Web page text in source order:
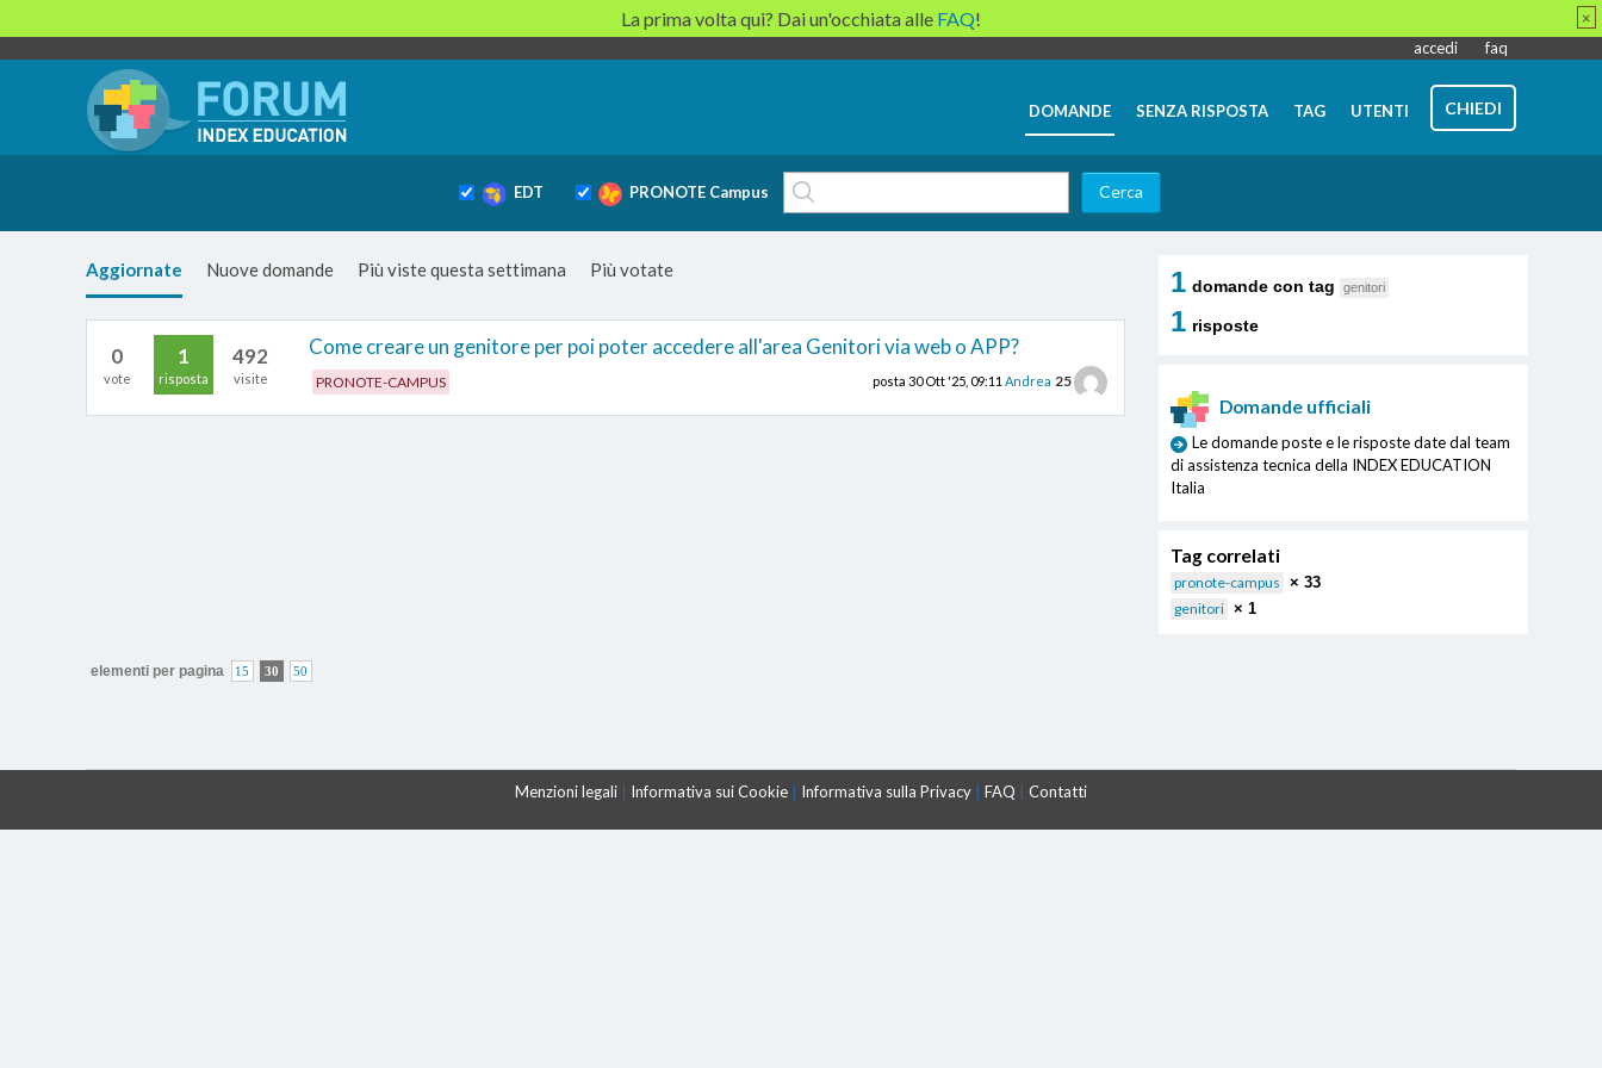
accedi faq
DOMANDE SENZA RISPOSTA TAG UTENTI CHIEDI
EDT PRONOTE Campus
Aggiornate Nuove domande Più viste questa settimana Più votate
0
vote
1
risposta
492
visite
Come creare un genitore per poi poter accedere all'area Genitori via web o APP?
PRONOTE-CAMPUS posta30 Ott '25, 09:11 Andrea 25
1 domande con tag genitori
1 risposte
Domande ufficiali
Le domande poste e le risposte date dal team
di assistenza tecnica della INDEX EDUCATION
Italia
Tag correlati
pronote-campus × 33
genitori × 1
elementi per pagina 15 30 50
Menzioni legali Informativa sui Cookie Informativa sulla Privacy FAQ Contatti
La prima volta qui? Dai un'occhiata alle FAQ! ×